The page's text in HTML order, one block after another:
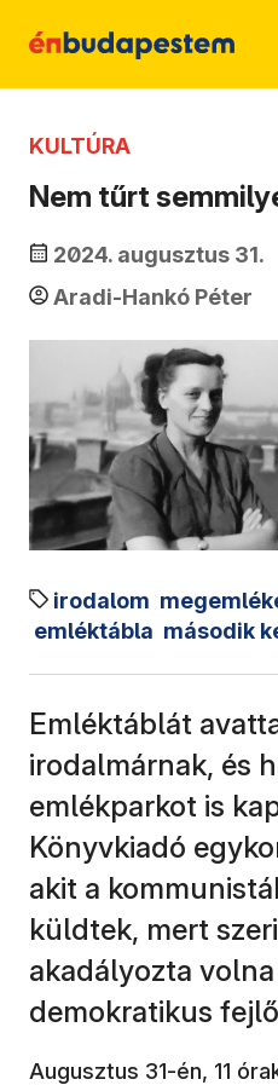
KULTÚRA
Nem tűrt
2024. augusztus 31.
Aradi-Hankó Péter
irodalom
emléktábla második
Emléktáblát
irodalmárnak, és
emlékparkot is
Könyvkiadó
akit a
küldtek, mert
akadályozta
demokratikus
Augusztus 31-én, 11